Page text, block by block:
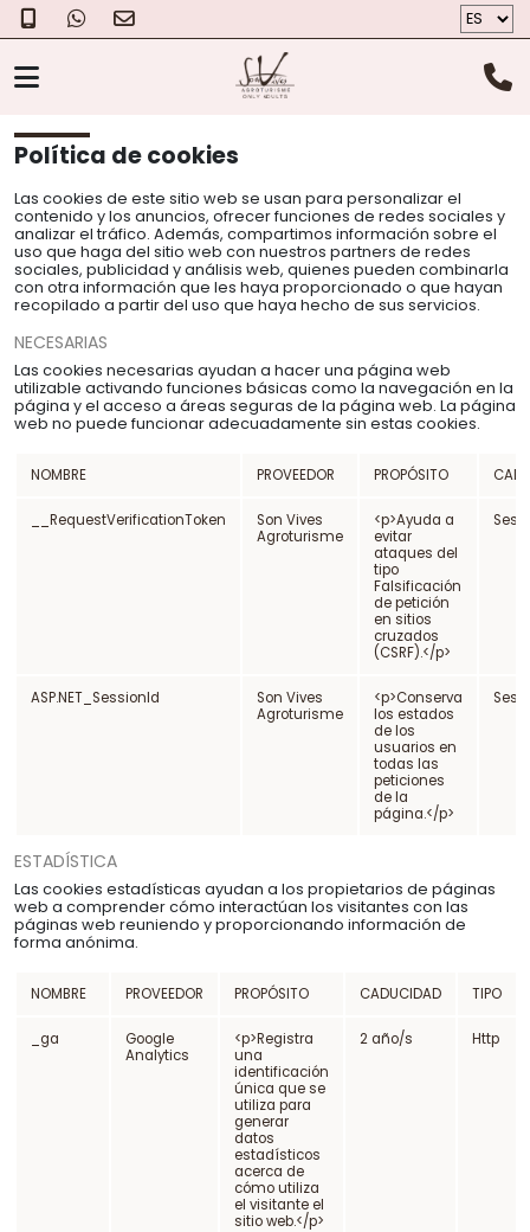
EL AGROTURISMO
HABITACIONES
EL QUESO
FOTOS
BONO REGALO
CONÓCENOS
Mapa web
Política de cookies
Las cookies de este sitio web se usan para personalizar el
contenido y los anuncios, ofrecer funciones de redes sociales y
analizar el tráfico. Además, compartimos información sobre el
uso que haga del sitio web con nuestros partners de redes
sociales, publicidad y análisis web, quienes pueden combinarla
con otra información que les haya proporcionado o que hayan
recopilado a partir del uso que haya hecho de sus servicios.
NECESARIAS
Las cookies necesarias ayudan a hacer una página web
utilizable activando funciones básicas como la navegación en la
página y el acceso a áreas seguras de la página web. La página
web no puede funcionar adecuadamente sin estas cookies.
NOMBRE PROVEEDOR PROPÓSITO
__RequestVerificationToken
Son Vives
Agroturisme
<p>Ayuda a
evitar
ataques del
tipo
Falsificación
de petición
en sitios
cruzados
(CSRF).</p>
ASP.NET_SessionId
Son Vives
Agroturisme
<p>Conserva
los estados
de los
usuarios en
todas las
peticiones
de la
página.</p>
ESTADÍSTICA
Las cookies estadísticas ayudan a los propietarios de páginas
web a comprender cómo interactúan los visitantes con las
páginas web reuniendo y proporcionando información de
forma anónima.
NOMBRE PROVEEDOR PROPÓSITO CADUCIDAD TIPO
_ga
Google
Analytics
<p>Registra
una
identificación
única que se
utiliza para
generar
datos
estadísticos
acerca de
cómo utiliza
el visitante el
sitio web.</p>
2 año/s Http